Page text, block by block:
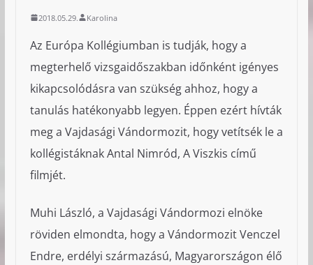
2018.05.29. Karolina
Az Európa Kollégiumban is tudják, hogy a
megterhelő vizsgaidőszakban időnként igényes
kikapcsolódásra van szükség ahhoz, hogy a
tanulás hatékonyabb legyen. Éppen ezért hívták
meg a Vajdasági Vándormozit, hogy vetítsék le a
kollégistáknak Antal Nimród, A Viszkis című
filmjét.
Muhi László, a Vajdasági Vándormozi elnöke
röviden elmondta, hogy a Vándormozit Venczel
Endre, erdélyi származású, Magyarországon élő